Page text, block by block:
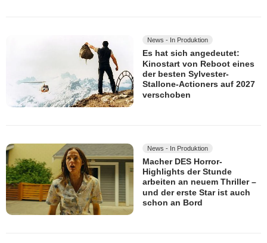
News - In Produktion
Es hat sich angedeutet:
Kinostart von Reboot eines
der besten Sylvester-
Stallone-Actioners auf 2027
verschoben
News - In Produktion
Macher DES Horror-
Highlights der Stunde
arbeiten an neuem Thriller –
und der erste Star ist auch
schon an Bord